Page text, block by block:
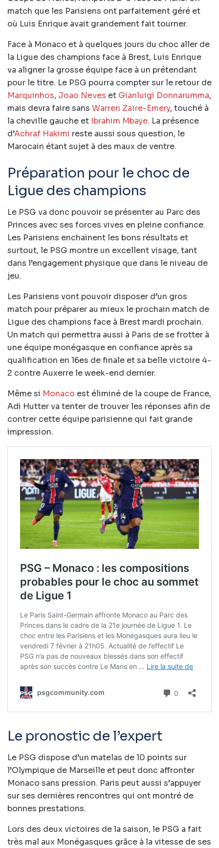
match que les Parisiens ont parfaitement géré et
où Luis Enrique avait grandement fait tourner.
Face à Monaco et à quelques jours du choc aller de
la Ligue des champions face à Brest, Luis Enrique
va aligner la grosse équipe face à un prétendant
pour le titre. Le PSG pourra compter sur le retour de
Marquinhos, Joao Neves et Gianluigi Donnarumma,
mais devra faire sans Warren Zaïre-Emery, touché à
la cheville gauche et Ibrahim Mbaye. La présence
d’Achraf Hakimi reste aussi sous question, le
Marocain étant sujet à des maux de ventre.
Préparation pour le choc de
Ligue des champions
Le PSG va donc pouvoir se présenter au Parc des
Princes avec ses forces vives en pleine confiance.
Les Parisiens enchainent les bons résultats et
surtout, le PSG montre un excellent visage, tant
dans l’engagement physique que dans le niveau de
jeu.
Les Parisiens vont pouvoir disposer d’un gros
match pour préparer au mieux le prochain match de
Ligue des champions face à Brest mardi prochain.
Un match qui permettra aussi à Paris de se frotter à
une équipe monégasque en confiance après sa
qualification en 16es de finale et sa belle victoire 4-
2 contre Auxerre le week-end dernier.
Même si Monaco est éliminé de la coupe de France,
Adi Hutter va tenter de trouver les réponses afin de
contrer cette équipe parisienne qui fait grande
impression.
Le pronostic de l’expert
Le PSG dispose d’un matelas de 10 points sur
l’Olympique de Marseille et peut donc affronter
Monaco sans pression. Paris peut aussi s’appuyer
sur ses dernières rencontres qui ont montré de
bonnes prestations.
Lors des deux victoires de la saison, le PSG a fait
très mal aux Monégasques grâce à la vitesse de ses